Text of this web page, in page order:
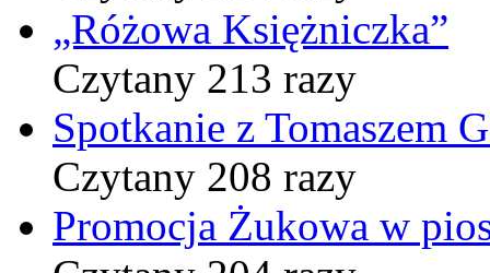
„Różowa Księżniczka”
Czytany 213 razy
Spotkanie z Tomaszem
Czytany 208 razy
Promocja Żukowa w